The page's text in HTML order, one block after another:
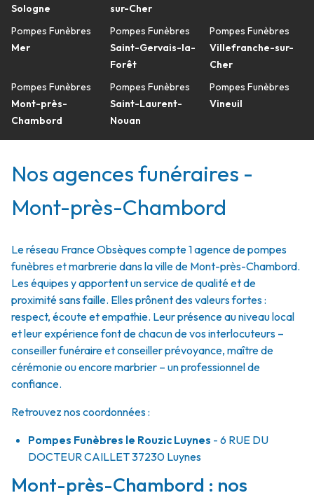
Sologne
Pompes Funèbres
Mer
Pompes Funèbres
Mont-près-
Chambord
sur-Cher
Pompes Funèbres
Saint-Gervais-la-
Forêt
Pompes Funèbres
Saint-Laurent-
Nouan
Pompes Funèbres
Villefranche-sur-
Cher
Pompes Funèbres
Vineuil
Nos agences funéraires -
Mont-près-Chambord
Le réseau France Obsèques compte 1 agence de pompes
funèbres et marbrerie dans la ville de Mont-près-Chambord.
Les équipes y apportent un service de qualité et de
proximité sans faille. Elles prônent des valeurs fortes :
respect, écoute et empathie. Leur présence au niveau local
et leur expérience font de chacun de vos interlocuteurs –
conseiller funéraire et conseiller prévoyance, maître de
cérémonie ou encore marbrier – un professionnel de
confiance.
Retrouvez nos coordonnées :
Pompes Funèbres le Rouzic Luynes - 6 RUE DU
DOCTEUR CAILLET37230 Luynes
Mont-près-Chambord : nos